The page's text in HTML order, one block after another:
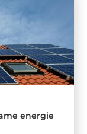
energie